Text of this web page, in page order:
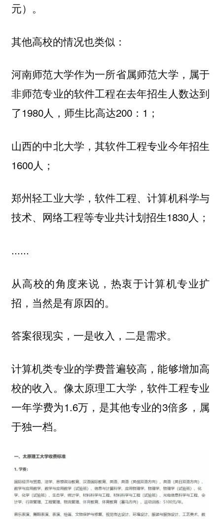
元）。
其他高校的情况也类似：
河南师范大学作为一所省属师范大学，属于
非师范专业的软件工程在去年招生人数达到
了1980人，师生比高达200：1；
山西的中北大学，其软件工程专业今年招生
1600人；
郑州轻工业大学，软件工程、计算机科学与
技术、网络工程等专业共计划招生1830人；
......
从高校的角度来说，热衷于计算机专业扩
招，当然是有原因的。
答案很现实，一是收入，二是需求。
计算机类专业的学费普遍较高，能够增加高
校的收入。 像太原理工大学，软件工程专业
一年学费为1.6万，是其他专业的3倍多，属
于独一档。